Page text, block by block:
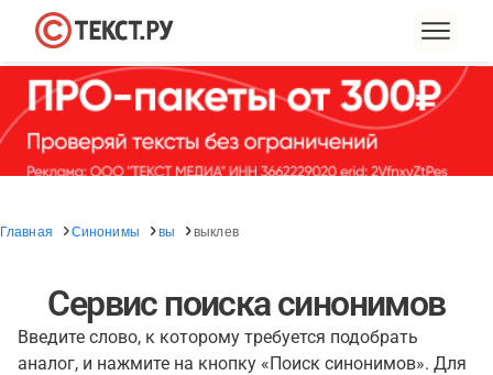
Главная Синонимы вы выклев
Сервис поиска синонимов
Введите слово, к которому требуется подобрать
аналог, и нажмите на кнопку «Поиск синонимов». Для